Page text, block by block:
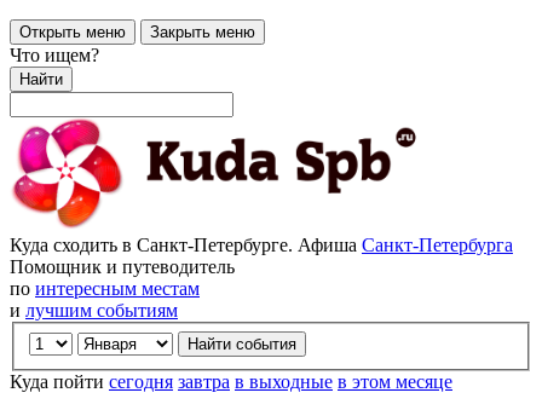
Открыть меню Закрыть меню
Что ищем?
Найти
Куда сходить в Санкт-Петербурге. Афиша Санкт-Петербурга
Помощник и путеводитель
по интересным местам
и лучшим событиям
Куда пойти сегодня завтра в выходные в этом месяце